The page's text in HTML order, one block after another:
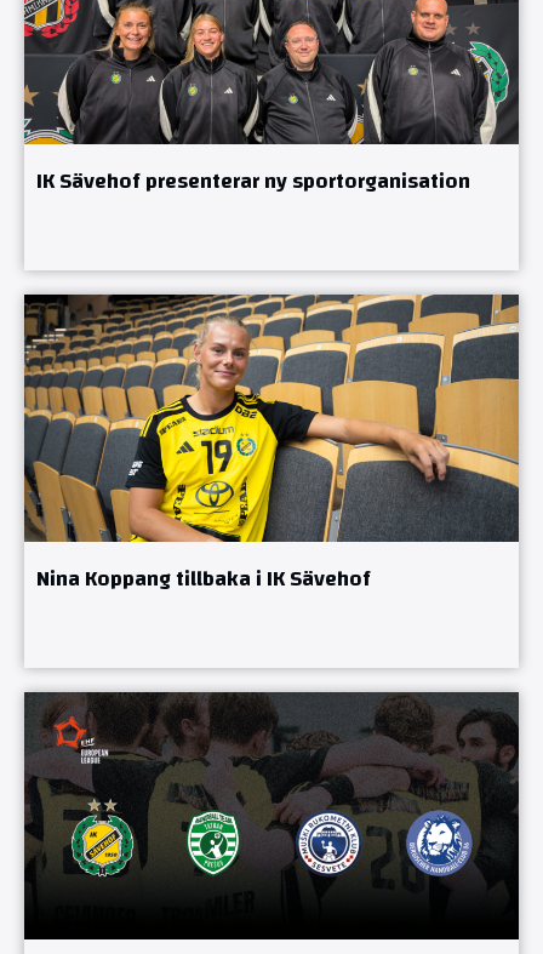
IK Sävehof presenterar ny sportorganisation
Nina Koppang tillbaka i IK Sävehof